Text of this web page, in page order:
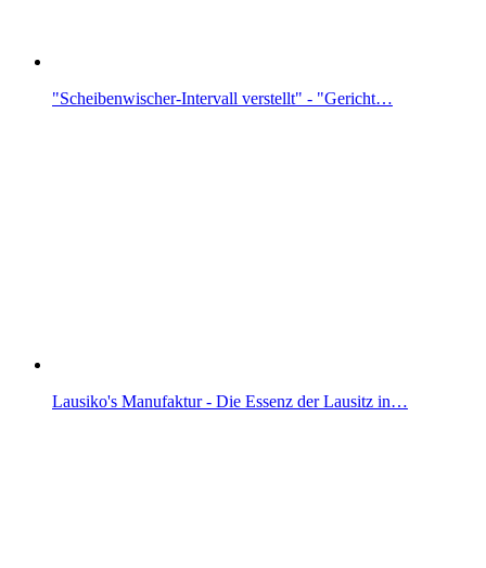
"Scheibenwischer-Intervall verstellt" - "Gericht…
Lausiko's Manufaktur - Die Essenz der Lausitz in…